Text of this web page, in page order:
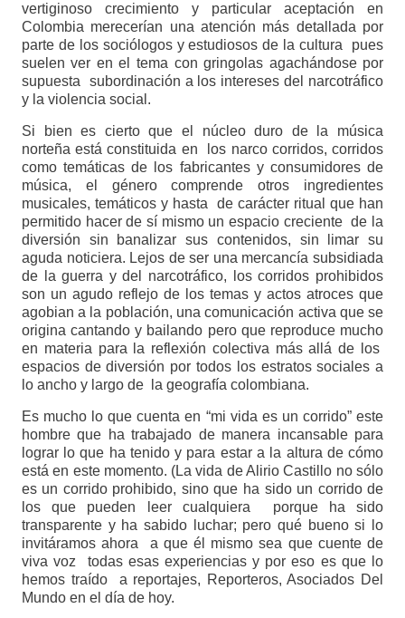
vertiginoso crecimiento y particular aceptación en
Colombia merecerían una atención más detallada por
parte de los sociólogos y estudiosos de la cultura pues
suelen ver en el tema con gringolas agachándose por
supuesta subordinación a los intereses del narcotráfico
y la violencia social.
Si bien es cierto que el núcleo duro de la música
norteña está constituida en los narco corridos, corridos
como temáticas de los fabricantes y consumidores de
música, el género comprende otros ingredientes
musicales, temáticos y hasta de carácter ritual que han
permitido hacer de sí mismo un espacio creciente de la
diversión sin banalizar sus contenidos, sin limar su
aguda noticiera. Lejos de ser una mercancía subsidiada
de la guerra y del narcotráfico, los corridos prohibidos
son un agudo reflejo de los temas y actos atroces que
agobian a la población, una comunicación activa que se
origina cantando y bailando pero que reproduce mucho
en materia para la reflexión colectiva más allá de los
espacios de diversión por todos los estratos sociales a
lo ancho y largo de la geografía colombiana.
Es mucho lo que cuenta en “mi vida es un corrido” este
hombre que ha trabajado de manera incansable para
lograr lo que ha tenido y para estar a la altura de cómo
está en este momento. (La vida de Alirio Castillo no sólo
es un corrido prohibido, sino que ha sido un corrido de
los que pueden leer cualquiera porque ha sido
transparente y ha sabido luchar; pero qué bueno si lo
invitáramos ahora a que él mismo sea que cuente de
viva voz todas esas experiencias y por eso es que lo
hemos traído a reportajes, Reporteros, Asociados Del
Mundo en el día de hoy.